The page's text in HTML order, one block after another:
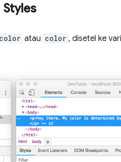
Styles
atau color , disetel ke